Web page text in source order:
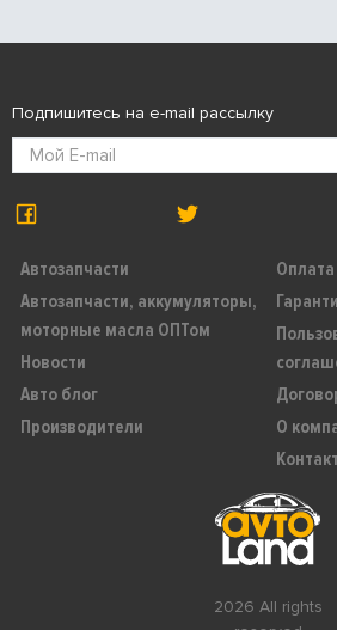
2026 All rights
Автозапчасти
Автозапчасти, аккумуляторы,
моторные масла ОПТом
Новости
Авто блог
Производители
Оплата
О
Подпишитесь на e-mail рассылку